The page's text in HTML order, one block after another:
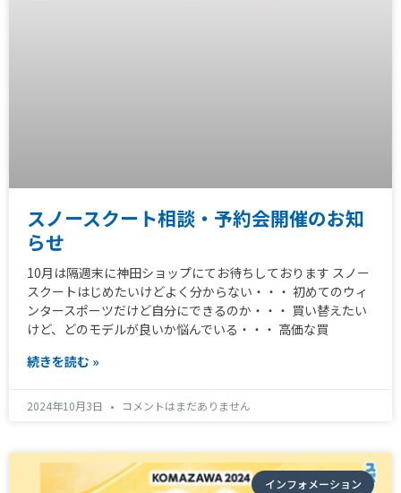
スノースクート相談・予約会開催のお知
らせ
10月は隔週末に神田ショップにてお待ちしております スノー
スクートはじめたいけどよく分からない・・・ 初めてのウィ
ンタースポーツだけど自分にできるのか・・・ 買い替えたい
けど、どのモデルが良いか悩んでいる・・・ 高価な買
続きを読む »
2024年10月3日 コメントはまだありません
インフォメーション